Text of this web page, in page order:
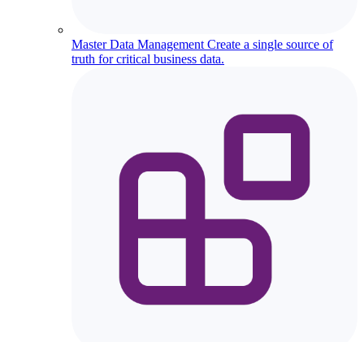
Master Data Management Create a single source of
truth for critical business data.